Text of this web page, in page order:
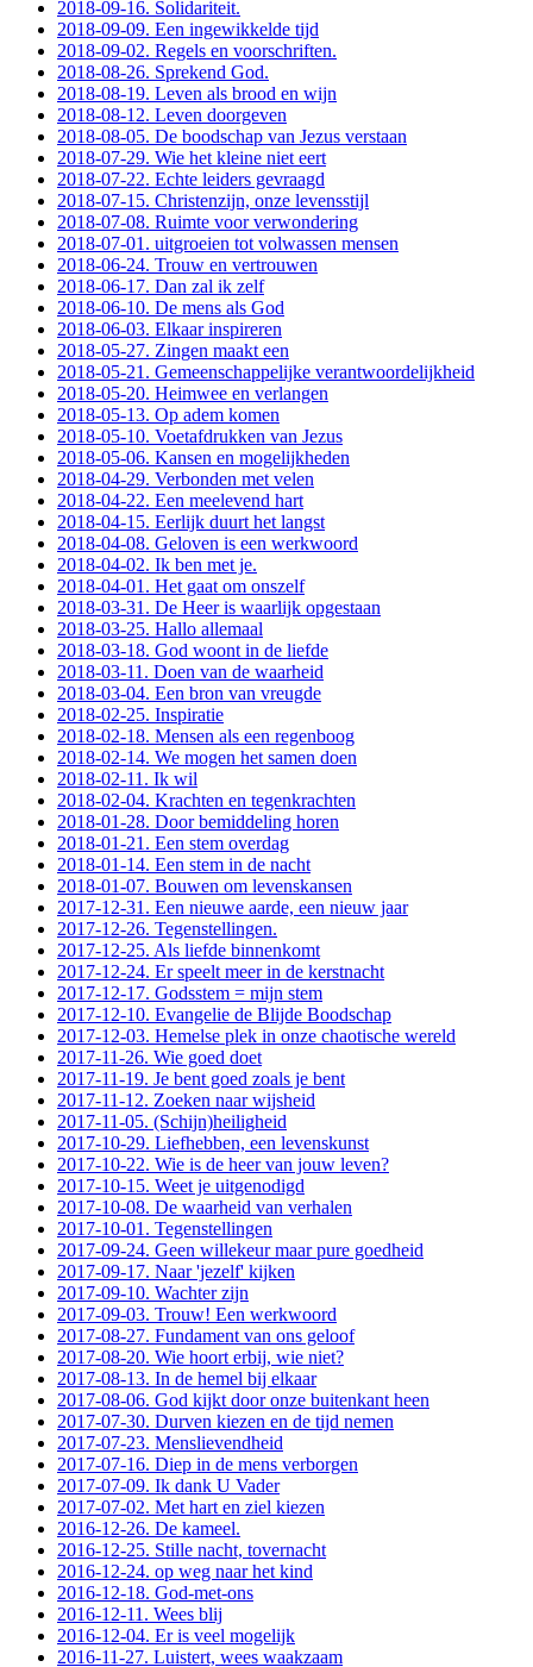
2018-09-16. Solidariteit.
2018-09-09. Een ingewikkelde tijd
2018-09-02. Regels en voorschriften.
2018-08-26. Sprekend God.
2018-08-19. Leven als brood en wijn
2018-08-12. Leven doorgeven
2018-08-05. De boodschap van Jezus verstaan
2018-07-29. Wie het kleine niet eert
2018-07-22. Echte leiders gevraagd
2018-07-15. Christenzijn, onze levensstijl
2018-07-08. Ruimte voor verwondering
2018-07-01. uitgroeien tot volwassen mensen
2018-06-24. Trouw en vertrouwen
2018-06-17. Dan zal ik zelf
2018-06-10. De mens als God
2018-06-03. Elkaar inspireren
2018-05-27. Zingen maakt een
2018-05-21. Gemeenschappelijke verantwoordelijkheid
2018-05-20. Heimwee en verlangen
2018-05-13. Op adem komen
2018-05-10. Voetafdrukken van Jezus
2018-05-06. Kansen en mogelijkheden
2018-04-29. Verbonden met velen
2018-04-22. Een meelevend hart
2018-04-15. Eerlijk duurt het langst
2018-04-08. Geloven is een werkwoord
2018-04-02. Ik ben met je.
2018-04-01. Het gaat om onszelf
2018-03-31. De Heer is waarlijk opgestaan
2018-03-25. Hallo allemaal
2018-03-18. God woont in de liefde
2018-03-11. Doen van de waarheid
2018-03-04. Een bron van vreugde
2018-02-25. Inspiratie
2018-02-18. Mensen als een regenboog
2018-02-14. We mogen het samen doen
2018-02-11. Ik wil
2018-02-04. Krachten en tegenkrachten
2018-01-28. Door bemiddeling horen
2018-01-21. Een stem overdag
2018-01-14. Een stem in de nacht
2018-01-07. Bouwen om levenskansen
2017-12-31. Een nieuwe aarde, een nieuw jaar
2017-12-26. Tegenstellingen.
2017-12-25. Als liefde binnenkomt
2017-12-24. Er speelt meer in de kerstnacht
2017-12-17. Godsstem = mijn stem
2017-12-10. Evangelie de Blijde Boodschap
2017-12-03. Hemelse plek in onze chaotische wereld
2017-11-26. Wie goed doet
2017-11-19. Je bent goed zoals je bent
2017-11-12. Zoeken naar wijsheid
2017-11-05. (Schijn)heiligheid
2017-10-29. Liefhebben, een levenskunst
2017-10-22. Wie is de heer van jouw leven?
2017-10-15. Weet je uitgenodigd
2017-10-08. De waarheid van verhalen
2017-10-01. Tegenstellingen
2017-09-24. Geen willekeur maar pure goedheid
2017-09-17. Naar 'jezelf' kijken
2017-09-10. Wachter zijn
2017-09-03. Trouw! Een werkwoord
2017-08-27. Fundament van ons geloof
2017-08-20. Wie hoort erbij, wie niet?
2017-08-13. In de hemel bij elkaar
2017-08-06. God kijkt door onze buitenkant heen
2017-07-30. Durven kiezen en de tijd nemen
2017-07-23. Menslievendheid
2017-07-16. Diep in de mens verborgen
2017-07-09. Ik dank U Vader
2017-07-02. Met hart en ziel kiezen
2016-12-26. De kameel.
2016-12-25. Stille nacht, tovernacht
2016-12-24. op weg naar het kind
2016-12-18. God-met-ons
2016-12-11. Wees blij
2016-12-04. Er is veel mogelijk
2016-11-27. Luistert, wees waakzaam